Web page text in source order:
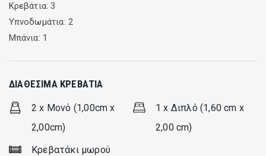
Κρεβάτια: 3
Υπνοδωμάτια: 2
Μπάνια: 1
ΔΙΑΘΈΣΙΜΑ ΚΡΕΒΆΤΙΑ
2 x Μονό (1,00cm x
2,00cm)
1 x Διπλό (1,60 cm x
2,00 cm)
Κρεβατάκι μωρού